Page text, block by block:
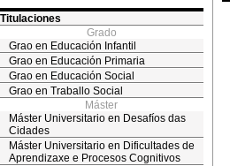
Titulaciones
Grado
Grao en Educación Infantil
Grao en Educación Primaria
Grao en Educación Social
Grao en Traballo Social
Máster
Máster Universitario en Desafíos das
Cidades
Máster Universitario en Dificultades de
Aprendizaxe e Procesos Cognitivos